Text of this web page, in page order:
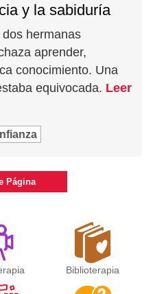
y la sabiduría
hermanas
aprender,
conocimiento. Una
equivocada. Leer
Página
Biblioterapia